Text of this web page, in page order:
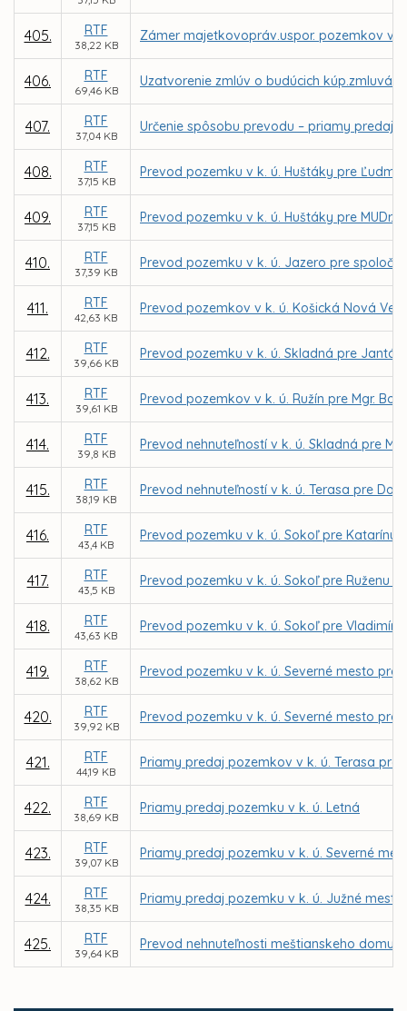
405. RTF
38,22 KB
Zámer majetkovopráv.uspor. pozemkov v
406. RTF
69,46 KB
Uzatvorenie zmlúv o budúcich
407. RTF
37,04 KB
Určenie spôsobu prevodu – priamy predaj
408. RTF
37,15 KB
Prevod pozemku v k. ú. Huštáky pre
409. RTF
37,15 KB
Prevod pozemku v k. ú. Huštáky pre MUDr.
410. RTF
37,39 KB
Prevod pozemku v k. ú. Jazero pre
411. RTF
42,63 KB
Prevod pozemkov v k. ú. Košická Nová
412. RTF
39,66 KB
Prevod pozemku v k. ú. Skladná pre
413. RTF
39,61 KB
Prevod pozemkov v k. ú. Ružín pre Mgr.
414. RTF
39,8 KB
Prevod nehnuteľností v k. ú. Skladná pre
415. RTF
38,19 KB
Prevod nehnuteľností v k. ú. Terasa pre
416. RTF
43,4 KB
Prevod pozemku v k. ú. Sokoľ pre
417. RTF
43,5 KB
Prevod pozemku v k. ú. Sokoľ pre Ruženu
418. RTF
43,63 KB
Prevod pozemku v k. ú. Sokoľ pre
419. RTF
38,62 KB
Prevod pozemku v k. ú. Severné mesto
420. RTF
39,92 KB
Prevod pozemku v k. ú. Severné mesto
421. RTF
44,19 KB
Priamy predaj pozemkov v k. ú. Terasa
422. RTF
38,69 KB
Priamy predaj pozemku v k. ú. Letná
423. RTF
39,07 KB
Priamy predaj pozemku v k. ú. Severné
424. RTF
38,35 KB
Priamy predaj pozemku v k. ú. Južné mesto
425. RTF
39,64 KB
Prevod nehnuteľnosti meštianskeho domu